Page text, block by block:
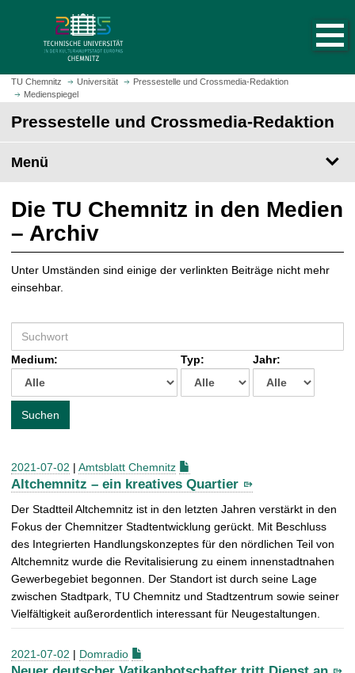
m
H
t
s
i
e
a
u
f
r
u
f
e
TU Chemnitz Universität
Pressestelle und Crossmedia-Redaktion
Medienspiegel
Pressestelle und Crossmedia-Redaktion
Menü
Die TU Chemnitz in den Medien
– Archiv
Unter Umständen sind einige der verlinkten Beiträge nicht mehr
einsehbar.
u
c
e
h
:
Medium: Typ: Jahr:
Suchen
2021-07-02 | Amtsblatt Chemnitz
Altchemnitz – ein kreatives Quartier
Der Stadtteil Altchemnitz ist in den letzten Jahren verstärkt in den
Fokus der Chemnitzer Stadtentwicklung gerückt. Mit Beschluss
des Integrierten Handlungskonzeptes für den nördlichen Teil von
Altchemnitz wurde die Revitalisierung zu einem innenstadtnahen
Gewerbegebiet begonnen. Der Standort ist durch seine Lage
zwischen Stadtpark, TU Chemnitz und Stadtzentrum sowie seiner
Vielfältigkeit außerordentlich interessant für Neugestaltungen.
2021-07-02 | Domradio